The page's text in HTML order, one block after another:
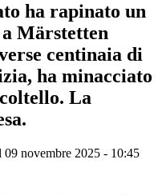
ha rapinato un
Märstetten
centinaia di
ha minacciato
La
09 novembre 2025 - 10:45